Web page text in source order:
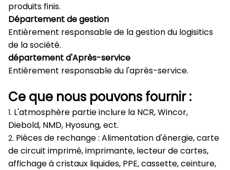
produits finis.
Département de gestion
Entièrement responsable de la gestion du logisitics
de la société.
département d'Après-service
Entièrement responsable du l'après-service.
Ce que nous pouvons fournir :
1. L'atmosphère partie inclure la NCR, Wincor,
Diebold, NMD, Hyosung, ect.
2. Pièces de rechange : Alimentation d'énergie, carte
de circuit imprimé, imprimante, lecteur de cartes,
affichage à cristaux liquides, PPE, cassette, ceinture,